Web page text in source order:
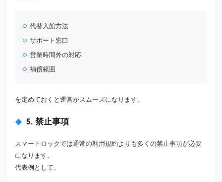
代替入館方法
サポート窓口
営業時間外の対応
補償範囲
を定めておくと運営がスムーズになります。
5. 禁止事項
スマートロックでは通常の利用規約よりも多くの禁止事項が必要
になります。
代表例として、